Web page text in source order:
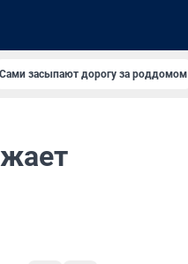
Сами засыпают дорогу за роддомом